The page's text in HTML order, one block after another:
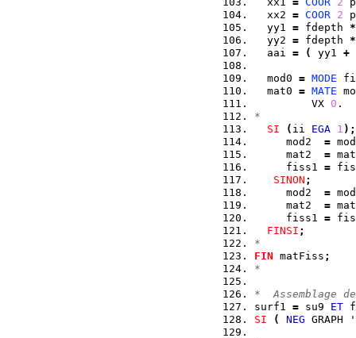
  xx2
= COOR 2
  yy1
= fdepth *
  yy2
= fdepth *
  aai
= ( yy1 +
  mod0
= MODE
  mat0
= MATE
         VX
0 .
*
SI
( ii EGA 1 ) ;
     mod2
=
     mat2
=
     fiss1
=
SINON ;
     mod2
=
     mat2
=
     fiss1
=
FINSI ;
*
FIN matFiss ;
*
*  Assemblage
surf1 = su9 ET
SI
( NEG